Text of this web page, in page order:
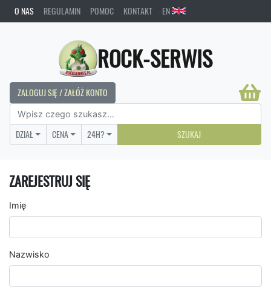
O NAS REGULAMIN POMOC KONTAKT EN
ROCK-SERWIS
ZALOGUJ SIĘ / ZAŁÓŻ KONTO
DZIAŁ CENA 24H? SZUKAJ
ZAREJESTRUJ SIĘ
Imię
Nazwisko